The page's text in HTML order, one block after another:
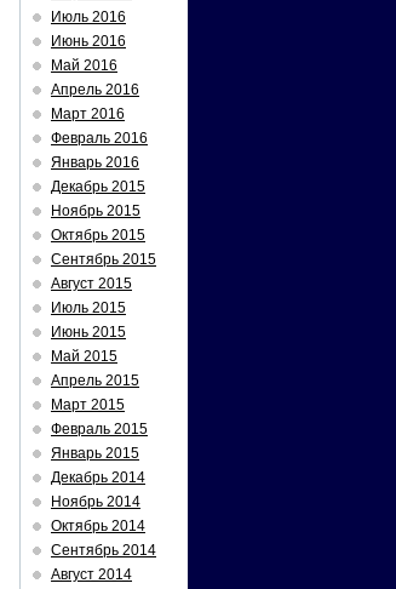
Июль 2016
Июнь 2016
Май 2016
Апрель 2016
Март 2016
Февраль 2016
Январь 2016
Декабрь 2015
Ноябрь 2015
Октябрь 2015
Сентябрь 2015
Август 2015
Июль 2015
Июнь 2015
Май 2015
Апрель 2015
Март 2015
Февраль 2015
Январь 2015
Декабрь 2014
Ноябрь 2014
Октябрь 2014
Сентябрь 2014
Август 2014